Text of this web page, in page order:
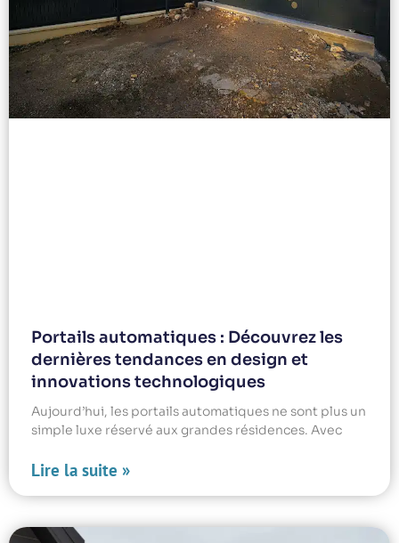
Portails automatiques : Découvrez les
dernières tendances en design et
innovations technologiques
Aujourd’hui, les portails automatiques ne sont plus un
simple luxe réservé aux grandes résidences. Avec
Lire la suite »